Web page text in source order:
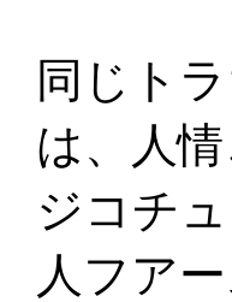
同じト
は、人
ジコチ
人フア